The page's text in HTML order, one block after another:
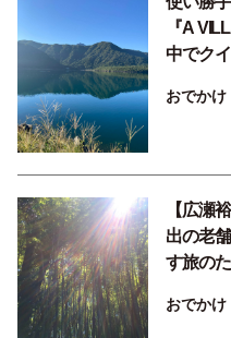
『A
中でク
おでかけ
【広瀬
出の老
す旅のた
おでかけ